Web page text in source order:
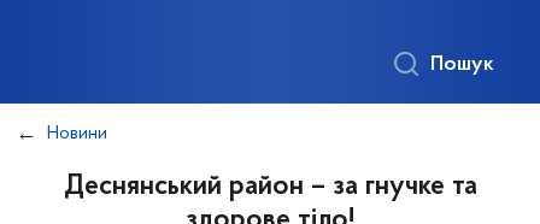
Пошук
Новини
Деснянський район – за гнучке та